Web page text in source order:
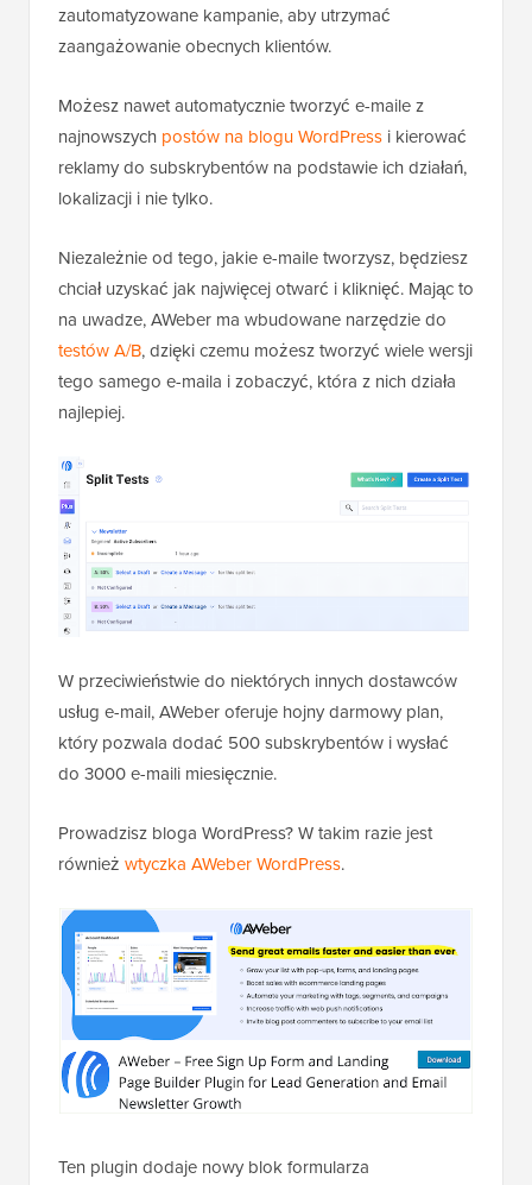
zautomatyzowane kampanie, aby utrzymać
zaangażowanie obecnych klientów.
Możesz nawet automatycznie tworzyć e-maile z
najnowszych postów na blogu WordPress i kierować
reklamy do subskrybentów na podstawie ich działań,
lokalizacji i nie tylko.
Niezależnie od tego, jakie e-maile tworzysz, będziesz
chciał uzyskać jak najwięcej otwarć i kliknięć. Mając to
na uwadze, AWeber ma wbudowane narzędzie do
testów A/B, dzięki czemu możesz tworzyć wiele wersji
tego samego e-maila i zobaczyć, która z nich działa
najlepiej.
W przeciwieństwie do niektórych innych dostawców
usług e-mail, AWeber oferuje hojny darmowy plan,
który pozwala dodać 500 subskrybentów i wysłać
do 3000 e-maili miesięcznie.
Prowadzisz bloga WordPress? W takim razie jest
również wtyczka AWeber WordPress.
Ten plugin dodaje nowy blok formularza